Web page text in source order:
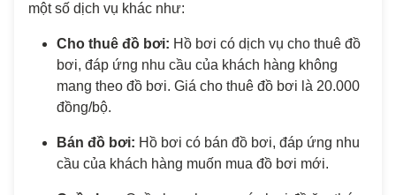
một số dịch vụ khác như:
Cho thuê đồ bơi: Hồ bơi có dịch vụ cho thuê đồ
bơi, đáp ứng nhu cầu của khách hàng không
mang theo đồ bơi. Giá cho thuê đồ bơi là 20.000
đồng/bộ.
Bán đồ bơi: Hồ bơi có bán đồ bơi, đáp ứng nhu
cầu của khách hàng muốn mua đồ bơi mới.